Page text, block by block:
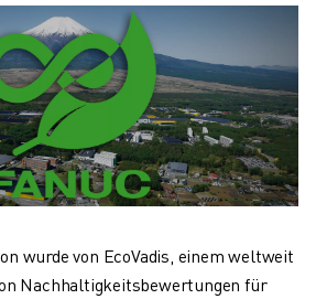
DEN BILDUNGSBEREICH
BEARBEITUNGSZENTREN
wurde von EcoVadis, einem weltweit
Nachhaltigkeitsbewertungen für